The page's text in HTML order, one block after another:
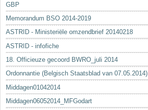
GBP
Memorandum BSO 2014-2019
ASTRID - Ministeriële omzendbrief 20140218
ASTRID - infofiche
18. Officieuze gecoord BWRO_juli 2014
Ordonnantie (Belgisch Staatsblad van 07.05.2014)
Middagen01042014
Middagen06052014_MFGodart